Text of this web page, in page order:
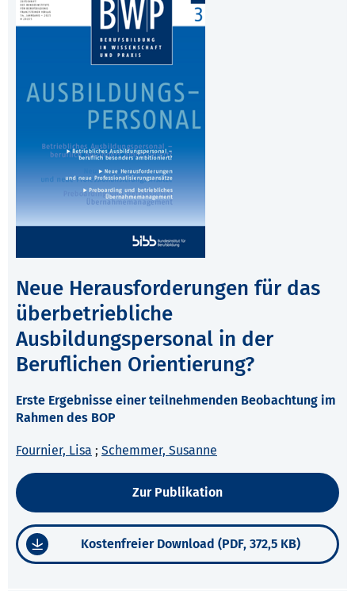
Neue Herausforderungen für das
überbetriebliche
Ausbildungspersonal in der
Beruflichen Orientierung?
Erste Ergebnisse einer teilnehmenden Beobachtung im
Rahmen des BOP
Fournier, Lisa ; Schemmer, Susanne
Zur Publikation
Kostenfreier Download (PDF, 372,5 KB)